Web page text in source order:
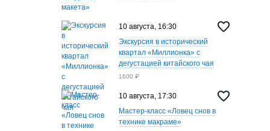
10 августа, 16:30
Экскурсия в исторический
квартал «Миллионка» с
дегустацией китайского чая
1600 ₽
10 августа, 17:30
Мастер-класс «Ловец снов в
технике макраме»